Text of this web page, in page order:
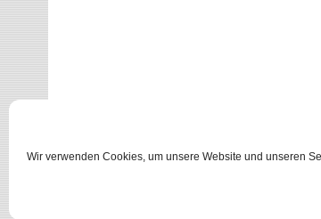
Wir verwenden Cookies, um unsere Website und unseren